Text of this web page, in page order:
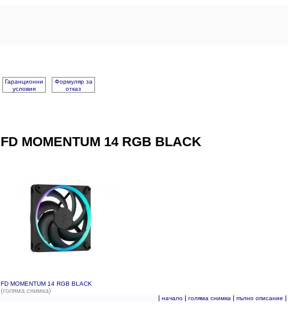
Гаранционни
условия
Формуляр за
отказ
FD MOMENTUM 14 RGB BLACK
FD MOMENTUM 14 RGB BLACK
(голяма снимка)
| начало| голяма снимка | пълно описание |